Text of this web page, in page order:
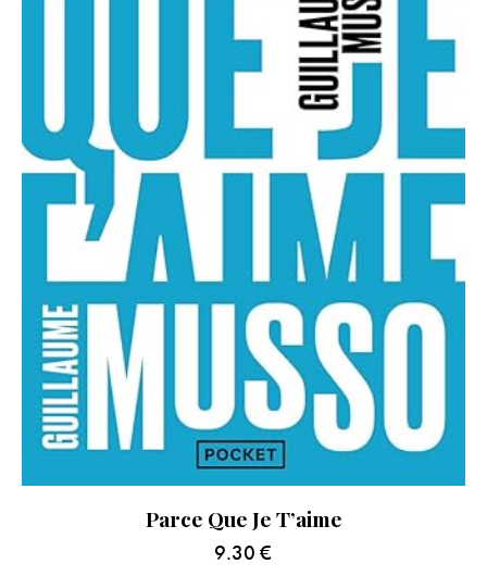
Parce Que Je T’aime
9.30 €